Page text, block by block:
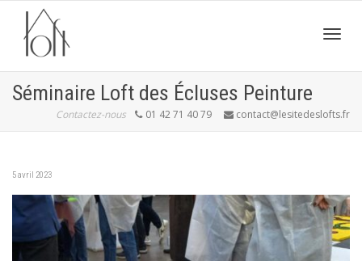
Séminaire Loft des Écluses Peinture
Contactez-nous 01 42 71 40 79 contact@lesitedeslofts.fr
5 avril 2023